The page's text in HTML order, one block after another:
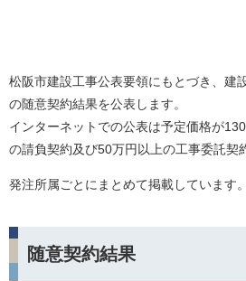
松阪市建設工事公表要領にもとづき、建
の随意契約結果を公表します。
インターネットでの公表は予定価格が
の請負契約及び50万円以上の工事委託契
発注所属ごとにまとめて掲載しています
随意契約結果